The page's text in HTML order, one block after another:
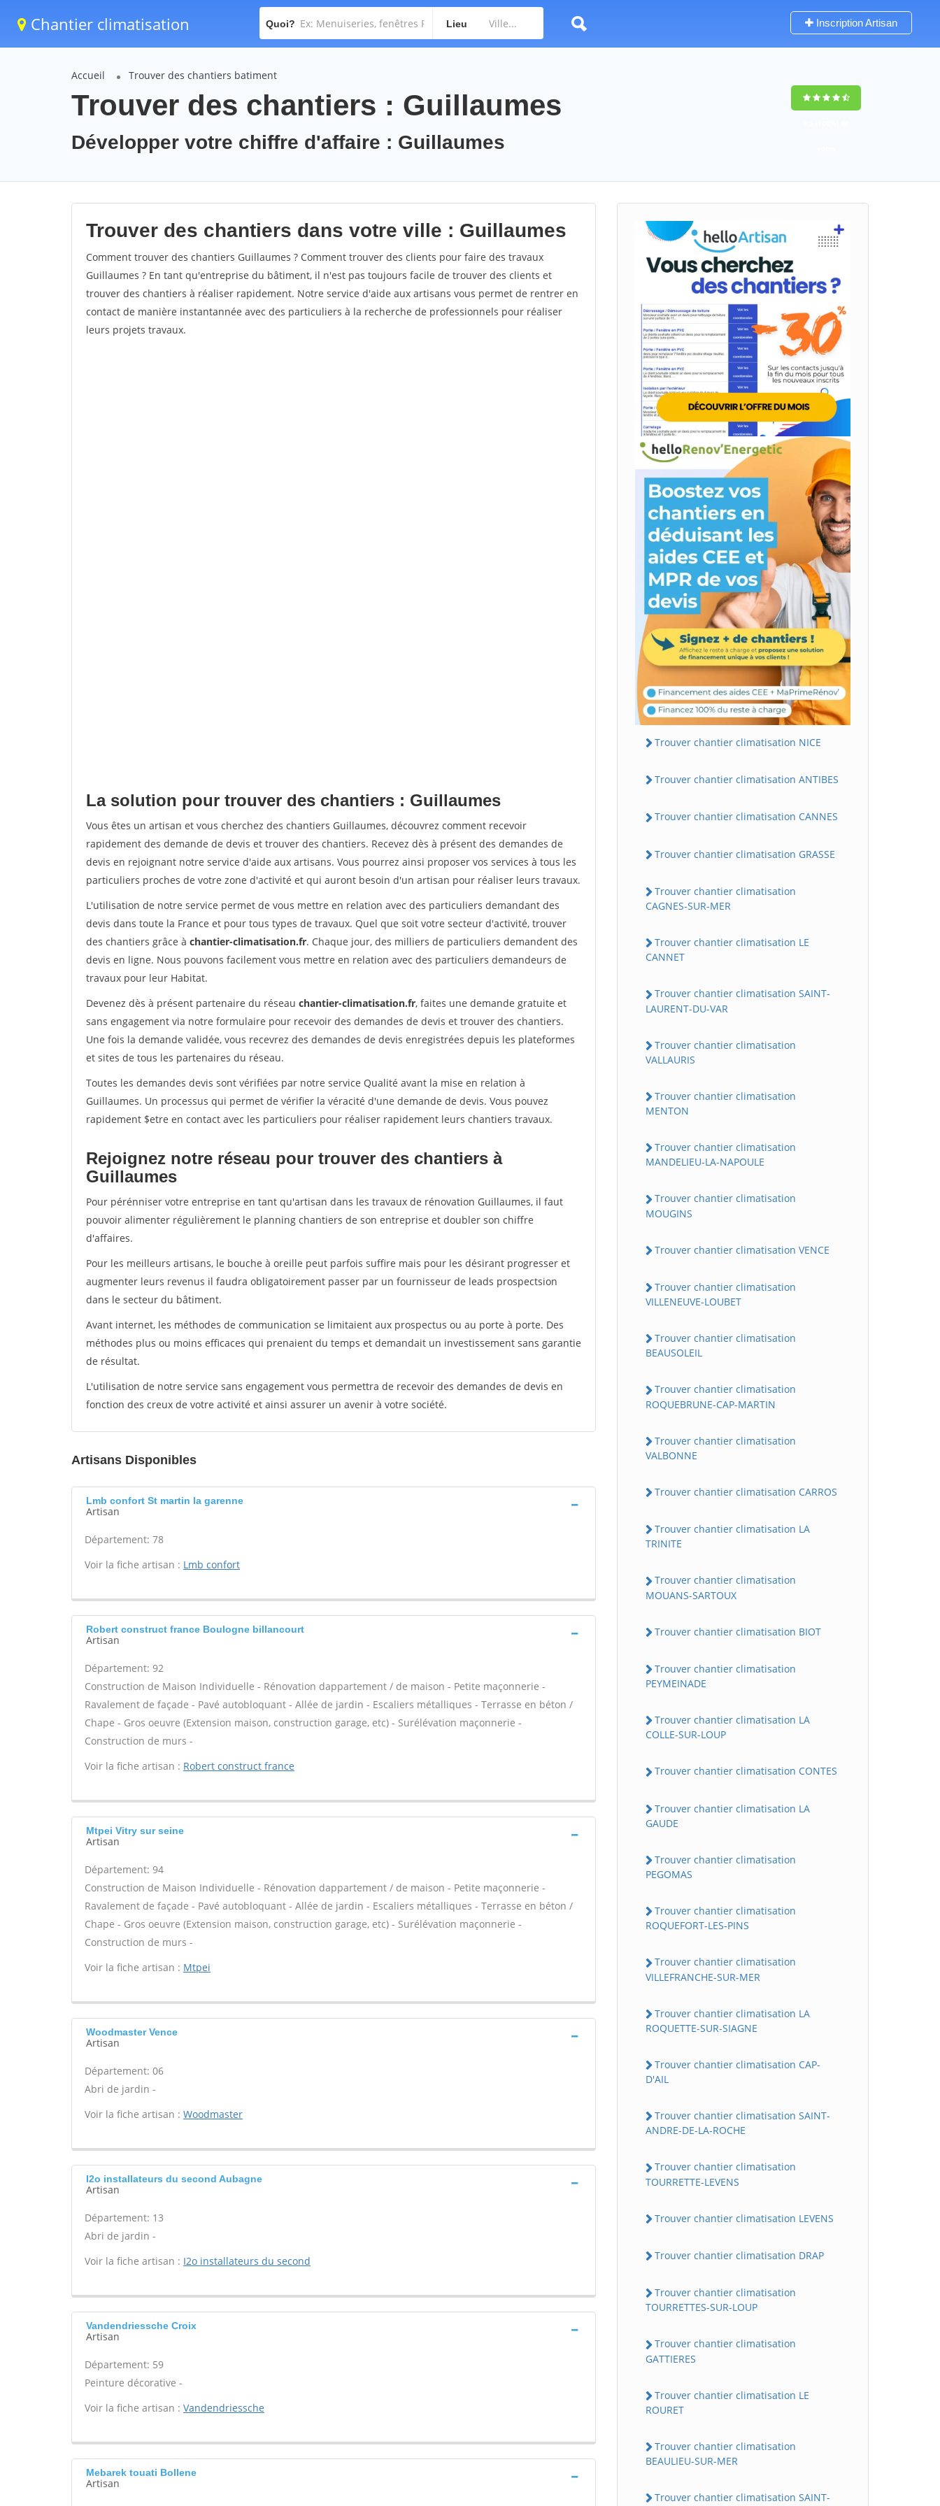
Chantier climatisation Quoi? Lieu Inscription Artisan
Accueil Trouver des chantiers batiment
Trouver des chantiers : Guillaumes
Développer votre chiffre d'affaire : Guillaumes
Trouver des chantiers dans votre ville : Guillaumes
Comment trouver des chantiers Guillaumes ? Comment trouver des clients pour faire des travaux
Guillaumes ? En tant qu'entreprise du bâtiment, il n'est pas toujours facile de trouver des clients et
trouver des chantiers à réaliser rapidement. Notre service d'aide aux artisans vous permet de rentrer en
contact de manière instantannée avec des particuliers à la recherche de professionnels pour réaliser
leurs projets travaux.
La solution pour trouver des chantiers : Guillaumes
Vous êtes un artisan et vous cherchez des chantiers Guillaumes, découvrez comment recevoir
rapidement des demande de devis et trouver des chantiers. Recevez dès à présent des demandes de
devis en rejoignant notre service d'aide aux artisans. Vous pourrez ainsi proposer vos services à tous les
particuliers proches de votre zone d'activité et qui auront besoin d'un artisan pour réaliser leurs travaux.
L'utilisation de notre service permet de vous mettre en relation avec des particuliers demandant des
devis dans toute la France et pour tous types de travaux. Quel que soit votre secteur d'activité, trouver
des chantiers grâce à chantier-climatisation.fr. Chaque jour, des milliers de particuliers demandent des
devis en ligne. Nous pouvons facilement vous mettre en relation avec des particuliers demandeurs de
travaux pour leur Habitat.
Devenez dès à présent partenaire du réseau chantier-climatisation.fr, faites une demande gratuite et
sans engagement via notre formulaire pour recevoir des demandes de devis et trouver des chantiers.
Une fois la demande validée, vous recevrez des demandes de devis enregistrées depuis les plateformes
et sites de tous les partenaires du réseau.
Toutes les demandes devis sont vérifiées par notre service Qualité avant la mise en relation à
Guillaumes. Un processus qui permet de vérifier la véracité d'une demande de devis. Vous pouvez
rapidement $etre en contact avec les particuliers pour réaliser rapidement leurs chantiers travaux.
Rejoignez notre réseau pour trouver des chantiers à
Guillaumes
Pour pérénniser votre entreprise en tant qu'artisan dans les travaux de rénovation Guillaumes, il faut
pouvoir alimenter régulièrement le planning chantiers de son entreprise et doubler son chiffre
d'affaires.
Pour les meilleurs artisans, le bouche à oreille peut parfois suffire mais pour les désirant progresser et
augmenter leurs revenus il faudra obligatoirement passer par un fournisseur de leads prospectsion
dans le secteur du bâtiment.
Avant internet, les méthodes de communication se limitaient aux prospectus ou au porte à porte. Des
méthodes plus ou moins efficaces qui prenaient du temps et demandait un investissement sans garantie
de résultat.
L'utilisation de notre service sans engagement vous permettra de recevoir des demandes de devis en
fonction des creux de votre activité et ainsi assurer un avenir à votre société.
Artisans Disponibles
Lmb confort St martin la garenne
Artisan
Département: 78
Voir la fiche artisan : Lmb confort
Robert construct france Boulogne billancourt
Artisan
Département: 92
Construction de Maison Individuelle - Rénovation dappartement / de maison - Petite maçonnerie -
Ravalement de façade - Pavé autobloquant - Allée de jardin - Escaliers métalliques - Terrasse en béton /
Chape - Gros oeuvre (Extension maison, construction garage, etc) - Surélévation maçonnerie -
Construction de murs -
Voir la fiche artisan : Robert construct france
Mtpei Vitry sur seine
Artisan
Département: 94
Construction de Maison Individuelle - Rénovation dappartement / de maison - Petite maçonnerie -
Ravalement de façade - Pavé autobloquant - Allée de jardin - Escaliers métalliques - Terrasse en béton /
Chape - Gros oeuvre (Extension maison, construction garage, etc) - Surélévation maçonnerie -
Construction de murs -
Voir la fiche artisan : Mtpei
Woodmaster Vence
Artisan
Département: 06
Abri de jardin -
Voir la fiche artisan : Woodmaster
I2o installateurs du second Aubagne
Artisan
Département: 13
Abri de jardin -
Voir la fiche artisan : I2o installateurs du second
Vandendriessche Croix
Artisan
Département: 59
Peinture décorative -
Voir la fiche artisan : Vandendriessche
Mebarek touati Bollene
Artisan
Trouver chantier climatisation NICE
Trouver chantier climatisation ANTIBES
Trouver chantier climatisation CANNES
Trouver chantier climatisation GRASSE
Trouver chantier climatisation
CAGNES-SUR-MER
Trouver chantier climatisation LE
CANNET
Trouver chantier climatisation SAINT-
LAURENT-DU-VAR
Trouver chantier climatisation
VALLAURIS
Trouver chantier climatisation
MENTON
Trouver chantier climatisation
MANDELIEU-LA-NAPOULE
Trouver chantier climatisation
MOUGINS
Trouver chantier climatisation VENCE
Trouver chantier climatisation
VILLENEUVE-LOUBET
Trouver chantier climatisation
BEAUSOLEIL
Trouver chantier climatisation
ROQUEBRUNE-CAP-MARTIN
Trouver chantier climatisation
VALBONNE
Trouver chantier climatisation CARROS
Trouver chantier climatisation LA
TRINITE
Trouver chantier climatisation
MOUANS-SARTOUX
Trouver chantier climatisation BIOT
Trouver chantier climatisation
PEYMEINADE
Trouver chantier climatisation LA
COLLE-SUR-LOUP
Trouver chantier climatisation CONTES
Trouver chantier climatisation LA
GAUDE
Trouver chantier climatisation
PEGOMAS
Trouver chantier climatisation
ROQUEFORT-LES-PINS
Trouver chantier climatisation
VILLEFRANCHE-SUR-MER
Trouver chantier climatisation LA
ROQUETTE-SUR-SIAGNE
Trouver chantier climatisation CAP-
D'AIL
Trouver chantier climatisation SAINT-
ANDRE-DE-LA-ROCHE
Trouver chantier climatisation
TOURRETTE-LEVENS
Trouver chantier climatisation LEVENS
Trouver chantier climatisation DRAP
Trouver chantier climatisation
TOURRETTES-SUR-LOUP
Trouver chantier climatisation
GATTIERES
Trouver chantier climatisation LE
ROURET
Trouver chantier climatisation
BEAULIEU-SUR-MER
Trouver chantier climatisation SAINT-